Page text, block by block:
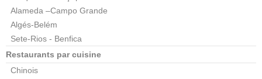
Alameda –Campo Grande
Algés-Belém
Sete-Rios - Benfica
Restaurants par cuisine
Chinois